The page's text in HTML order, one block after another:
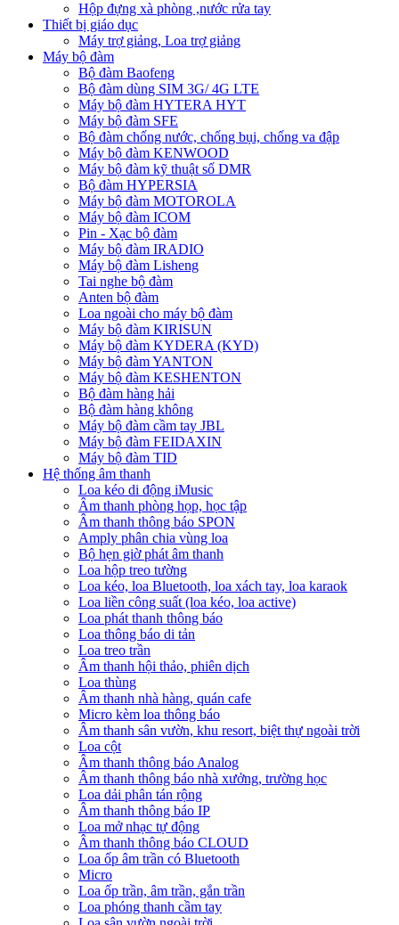
Hộp đựng xà phòng ,nước rửa tay
Thiết bị giáo dục
Máy trợ giảng, Loa trợ giảng
Máy bộ đàm
Bộ đàm Baofeng
Bộ đàm dùng SIM 3G/ 4G LTE
Máy bộ đàm HYTERA HYT
Máy bộ đàm SFE
Bộ đàm chống nước, chống bụi, chống va đập
Máy bộ đàm KENWOOD
Máy bộ đàm kỹ thuật số DMR
Bộ đàm HYPERSIA
Máy bộ đàm MOTOROLA
Máy bộ đàm ICOM
Pin - Xạc bộ đàm
Máy bộ đàm IRADIO
Máy bộ đàm Lisheng
Tai nghe bộ đàm
Anten bộ đàm
Loa ngoài cho máy bộ đàm
Máy bộ đàm KIRISUN
Máy bộ đàm KYDERA (KYD)
Máy bộ đàm YANTON
Máy bộ đàm KESHENTON
Bộ đàm hàng hải
Bộ đàm hàng không
Máy bộ đàm cầm tay JBL
Máy bộ đàm FEIDAXIN
Máy bộ đàm TID
Hệ thống âm thanh
Loa kéo di động iMusic
Âm thanh phòng họp, học tập
Âm thanh thông báo SPON
Amply phân chia vùng loa
Bộ hẹn giờ phát âm thanh
Loa hộp treo tường
Loa kéo, loa Bluetooth, loa xách tay, loa karaok
Loa liền công suất (loa kéo, loa active)
Loa phát thanh thông báo
Loa thông báo di tản
Loa treo trần
Âm thanh hội thảo, phiên dịch
Loa thùng
Âm thanh nhà hàng, quán cafe
Micro kèm loa thông báo
Âm thanh sân vườn, khu resort, biệt thự ngoài trời
Loa cột
Âm thanh thông báo Analog
Âm thanh thông báo nhà xưởng, trường học
Loa dải phân tán rộng
Âm thanh thông báo IP
Loa mở nhạc tự động
Âm thanh thông báo CLOUD
Loa ốp âm trần có Bluetooth
Micro
Loa ốp trần, âm trần, gắn trần
Loa phóng thanh cầm tay